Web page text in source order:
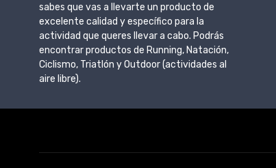
sabes que vas a llevarte un producto de
excelente calidad y específico para la
actividad que queres llevar a cabo. Podrás
encontrar productos de Running, Natación,
Ciclismo, Triatlón y Outdoor (actividades al
aire libre).